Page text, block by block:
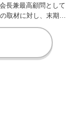
長兼最高顧問として
取材に対し、末期が